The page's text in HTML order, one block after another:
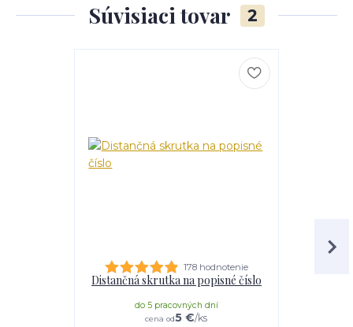
Súvisiaci tovar 2
178 hodnotenie
Distančná skrutka na popisné číslo
cena od5 €/ks
do 5 pracovných dní